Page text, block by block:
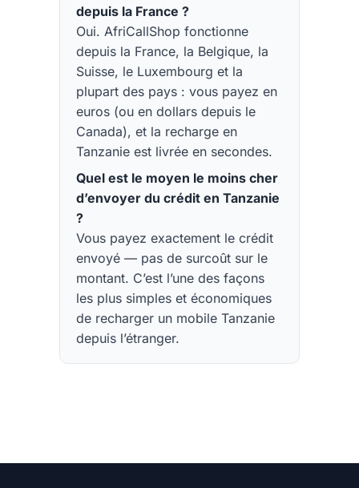
depuis la France ?
Oui. AfriCallShop fonctionne
depuis la France, la Belgique, la
Suisse, le Luxembourg et la
plupart des pays : vous payez en
euros (ou en dollars depuis le
Canada), et la recharge en
Tanzanie est livrée en secondes.
Quel est le moyen le moins cher
d’envoyer du crédit en Tanzanie
?
Vous payez exactement le crédit
envoyé — pas de surcoût sur le
montant. C’est l’une des façons
les plus simples et économiques
de recharger un mobile Tanzanie
depuis l’étranger.